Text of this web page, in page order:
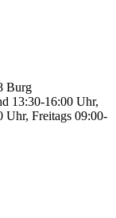
Burg
13:30-16:00 Uhr,
Uhr, Freitags 09:00-